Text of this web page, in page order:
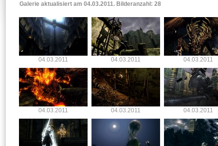
Galerie aktualisiert am 04.03.2011. Bilderanzahl: 28
04.03.2011 04.03.2011 04.03.2011
04.03.2011 04.03.2011 04.03.2011